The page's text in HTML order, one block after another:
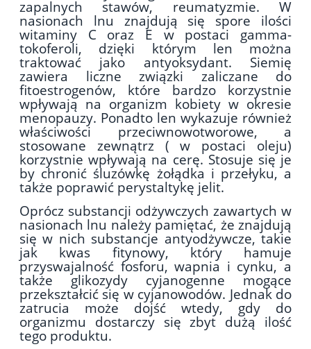
zapalnych stawów, reumatyzmie. W
nasionach lnu znajdują się spore ilości
witaminy C oraz E w postaci gamma-
tokoferoli, dzięki którym len można
traktować jako antyoksydant. Siemię
zawiera liczne związki zaliczane do
fitoestrogenów, które bardzo korzystnie
wpływają na organizm kobiety w okresie
menopauzy. Ponadto len wykazuje również
właściwości przeciwnowotworowe, a
stosowane zewnątrz ( w postaci oleju)
korzystnie wpływają na cerę. Stosuje się je
by chronić śluzówkę żołądka i przełyku, a
także poprawić perystaltykę jelit.
Oprócz substancji odżywczych zawartych w
nasionach lnu należy pamiętać, że znajdują
się w nich substancje antyodżywcze, takie
jak kwas fitynowy, który hamuje
przyswajalność fosforu, wapnia i cynku, a
także glikozydy cyjanogenne mogące
przekształcić się w cyjanowodów. Jednak do
zatrucia może dojść wtedy, gdy do
organizmu dostarczy się zbyt dużą ilość
tego produktu.